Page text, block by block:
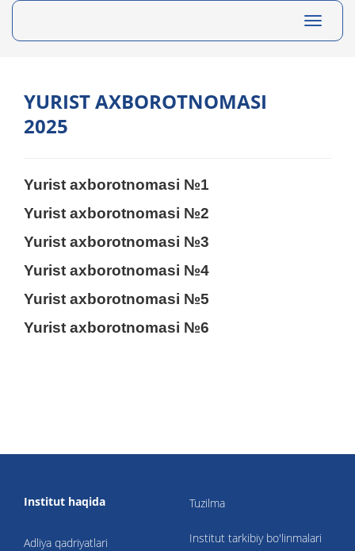
Toggle
YURIST AXBOROTNOMASI
2025
Yurist axborotnomasi №1
Yurist axborotnomasi №2
Yurist axborotnomasi №3
Yurist axborotnomasi №4
Yurist axborotnomasi №5
Yurist axborotnomasi №6
Institut haqida
Adliya qadriyatlari
Tuzilma
Institut tarkibiy bo'linmalari